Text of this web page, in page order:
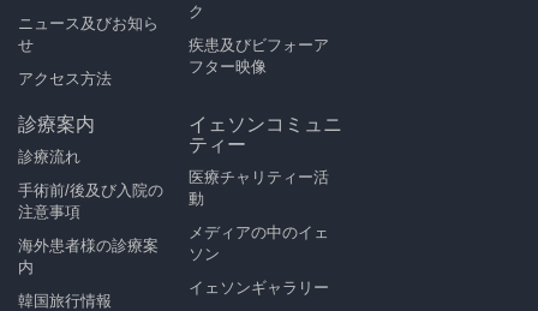
ニュース及びお知ら
せ
アクセス方法
ク
疾患及びビフォーア
フター映像
診療案内
診療流れ
手術前/後及び入院の
注意事項
海外患者様の診療案
内
韓国旅行情報
イェソンコミュニ
ティー
医療チャリティー活
動
メディアの中のイェ
ソン
イェソンギャラリー